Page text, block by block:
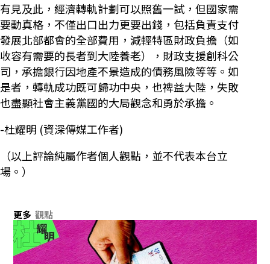
有見及此，經濟轉軌計劃可以照舊一試，但國家需
要動真格，不僅出口出力更要出錢，包括負責支付
發展北部都會的全部費用，減輕特區財政負擔（如
收容有需要的長者到大陸養老），財政支援創科公
司，承擔銀行因地產不景造成的債務風險等等。如
是者，轉軌成功既可歸功中央，也禆益大陸，失敗
也盡顯社會主義黨國的大局觀念和勇於承擔。
-杜耀明 (資深傳媒工作者)
（以上評論純屬作者個人觀點，並不代表本台立
場。）
更多 觀點